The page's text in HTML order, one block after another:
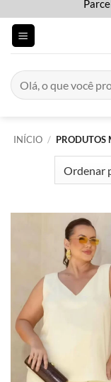
content
Pesquisar
por:
INÍCIO / PRODUTOS